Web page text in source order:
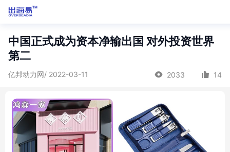
中国正式成为资本净输出国 对外投资世界
第二
亿邦动力网/ 2022-03-11 2033 14